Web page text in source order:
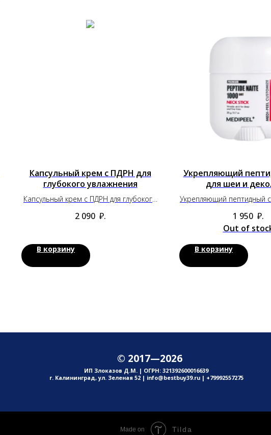
Капсульный крем с ПДРН для
глубокого увлажнения
Капсульный крем с ПДРН для глубокого
2 090 ₽.
В корзину
Укрепляющий
для шеи и
Укрепляющий пептидный
1 950 ₽.
Out of
В корзину
© 2017—2026
ИП Злоказов Д.М. | ОГРН: 321392600016639
г. Калининград, ул. Зеленая 52 | info@bestbuy39.ru | +79992557275
Made on Tilda